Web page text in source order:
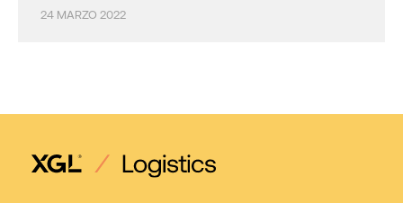
24 MARZO 2022